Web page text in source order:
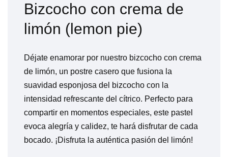
Bizcocho con crema de
limón (lemon pie)
Déjate enamorar por nuestro bizcocho con crema
de limón, un postre casero que fusiona la
suavidad esponjosa del bizcocho con la
intensidad refrescante del cítrico. Perfecto para
compartir en momentos especiales, este pastel
evoca alegría y calidez, te hará disfrutar de cada
bocado. ¡Disfruta la auténtica pasión del limón!